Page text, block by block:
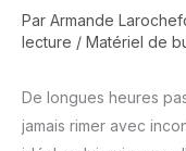
Par Armande
lecture / Matériel de
De longues heures
jamais rimer avec